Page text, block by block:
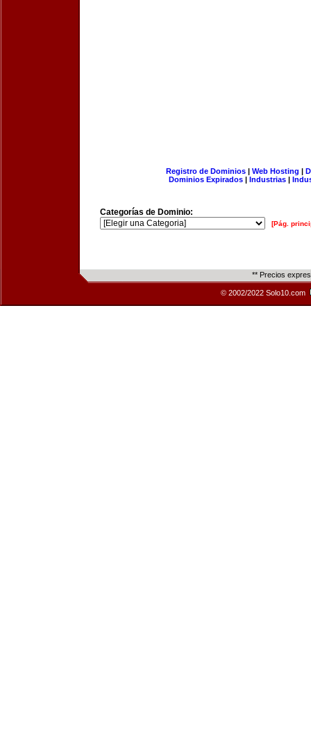
Registro de Dominios| Web Hosting |
Dominios Expirados | Industrias |
Categorías de Dominio:
[Pág.
** Precios
© 2002/2022 Solo10.com